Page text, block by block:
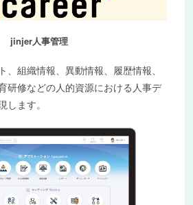
jinjer人事管理
、組織情報、異動情報、履歴情報、
研修などの人的資源における人事デ
ます。